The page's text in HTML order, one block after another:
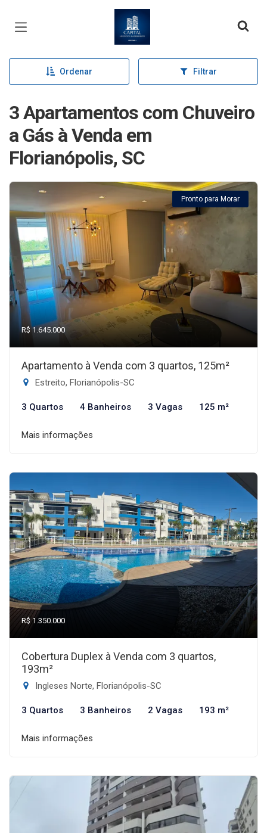
Página inicial
Ordenar Filtrar
3 Apartamentos com Chuveiro
a Gás à Venda em
Florianópolis, SC
Pronto para Morar
R$ 1.645.000
Apartamento à Venda com 3 quartos, 125m²
Estreito, Florianópolis-SC
3 Quartos 4 Banheiros 3 Vagas 125 m²
Mais informações
R$ 1.350.000
Cobertura Duplex à Venda com 3 quartos,
193m²
Ingleses Norte, Florianópolis-SC
3 Quartos 3 Banheiros 2 Vagas 193 m²
Mais informações